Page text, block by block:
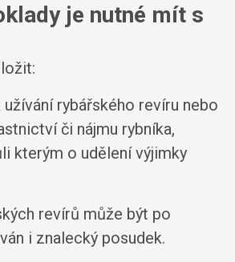
je nutné mít s
užívání rybářského revíru nebo
či nájmu rybníka,
kterým o udělení výjimky
revírů může být po
i znalecký posudek.